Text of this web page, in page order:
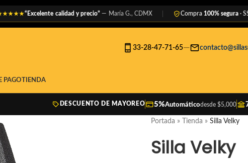
“Excelente calidad y precio” — María G., CDMX Compra100% segura· SSL
33-28-47-71-65—
PAGOTIENDA
DESCUENTO DE MAYOREO 5%Automáticodesde $5,000
Portada » Tienda » Silla Velky
Silla Velky